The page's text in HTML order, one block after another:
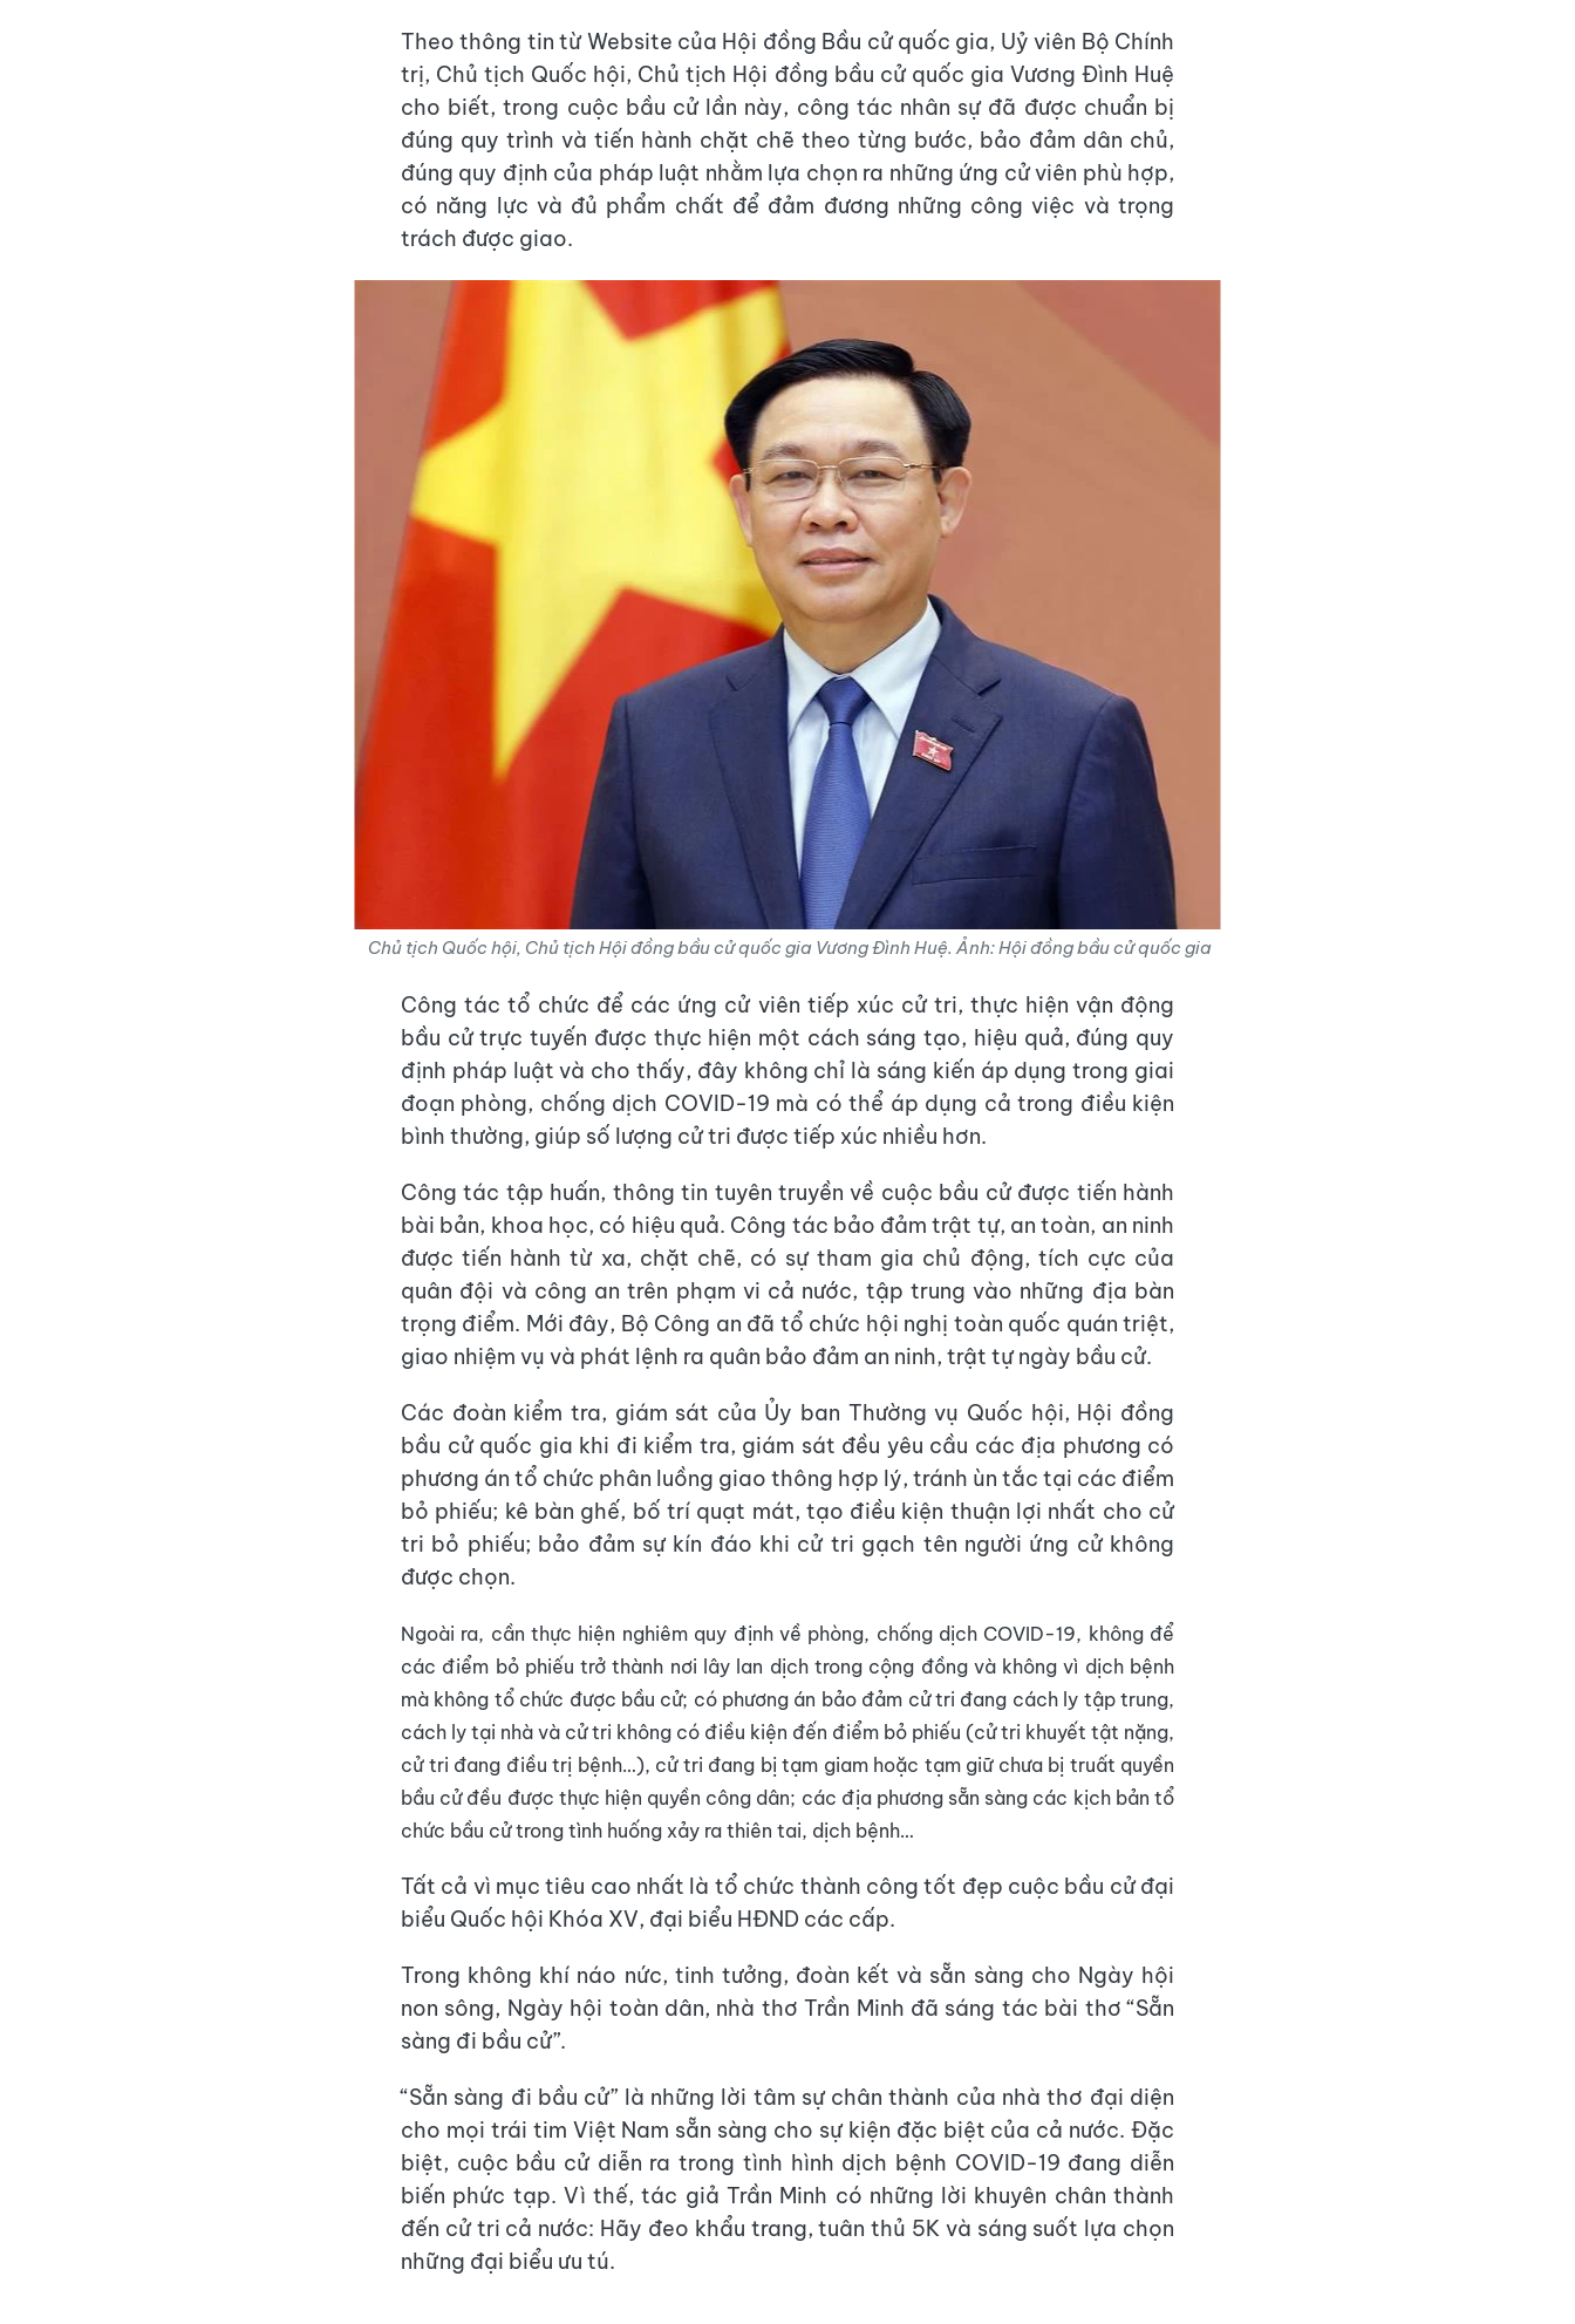
Theo thông tin từ Website của Hội đồng Bầu cử quốc gia, Uỷ viên Bộ Chính
trị, Chủ tịch Quốc hội, Chủ tịch Hội đồng bầu cử quốc gia Vương Đình Huệ
cho biết, trong cuộc bầu cử lần này, công tác nhân sự đã được chuẩn bị
đúng quy trình và tiến hành chặt chẽ theo từng bước, bảo đảm dân chủ,
đúng quy định của pháp luật nhằm lựa chọn ra những ứng cử viên phù hợp,
có năng lực và đủ phẩm chất để đảm đương những công việc và trọng
trách được giao.
Chủ tịch Quốc hội, Chủ tịch Hội đồng bầu cử quốc gia Vương Đình Huệ. Ảnh: Hội đồng bầu cử quốc gia
Công tác tổ chức để các ứng cử viên tiếp xúc cử tri, thực hiện vận động
bầu cử trực tuyến được thực hiện một cách sáng tạo, hiệu quả, đúng quy
định pháp luật và cho thấy, đây không chỉ là sáng kiến áp dụng trong giai
đoạn phòng, chống dịch COVID-19 mà có thể áp dụng cả trong điều kiện
bình thường, giúp số lượng cử tri được tiếp xúc nhiều hơn.
Công tác tập huấn, thông tin tuyên truyền về cuộc bầu cử được tiến hành
bài bản, khoa học, có hiệu quả. Công tác bảo đảm trật tự, an toàn, an ninh
được tiến hành từ xa, chặt chẽ, có sự tham gia chủ động, tích cực của
quân đội và công an trên phạm vi cả nước, tập trung vào những địa bàn
trọng điểm. Mới đây, Bộ Công an đã tổ chức hội nghị toàn quốc quán triệt,
giao nhiệm vụ và phát lệnh ra quân bảo đảm an ninh, trật tự ngày bầu cử.
Các đoàn kiểm tra, giám sát của Ủy ban Thường vụ Quốc hội, Hội đồng
bầu cử quốc gia khi đi kiểm tra, giám sát đều yêu cầu các địa phương có
phương án tổ chức phân luồng giao thông hợp lý, tránh ùn tắc tại các điểm
bỏ phiếu; kê bàn ghế, bố trí quạt mát, tạo điều kiện thuận lợi nhất cho cử
tri bỏ phiếu; bảo đảm sự kín đáo khi cử tri gạch tên người ứng cử không
được chọn.
Ngoài ra, cần thực hiện nghiêm quy định về phòng, chống dịch COVID-19, không để
các điểm bỏ phiếu trở thành nơi lây lan dịch trong cộng đồng và không vì dịch bệnh
mà không tổ chức được bầu cử; có phương án bảo đảm cử tri đang cách ly tập trung,
cách ly tại nhà và cử tri không có điều kiện đến điểm bỏ phiếu (cử tri khuyết tật nặng,
cử tri đang điều trị bệnh…), cử tri đang bị tạm giam hoặc tạm giữ chưa bị truất quyền
bầu cử đều được thực hiện quyền công dân; các địa phương sẵn sàng các kịch bản tổ
chức bầu cử trong tình huống xảy ra thiên tai, dịch bệnh…
Tất cả vì mục tiêu cao nhất là tổ chức thành công tốt đẹp cuộc bầu cử đại
biểu Quốc hội Khóa XV, đại biểu HĐND các cấp.
Trong không khí náo nức, tinh tưởng, đoàn kết và sẵn sàng cho Ngày hội
non sông, Ngày hội toàn dân, nhà thơ Trần Minh đã sáng tác bài thơ “Sẵn
sàng đi bầu cử”.
“Sẵn sàng đi bầu cử” là những lời tâm sự chân thành của nhà thơ đại diện
cho mọi trái tim Việt Nam sẵn sàng cho sự kiện đặc biệt của cả nước. Đặc
biệt, cuộc bầu cử diễn ra trong tình hình dịch bệnh COVID-19 đang diễn
biến phức tạp. Vì thế, tác giả Trần Minh có những lời khuyên chân thành
đến cử tri cả nước: Hãy đeo khẩu trang, tuân thủ 5K và sáng suốt lựa chọn
những đại biểu ưu tú.